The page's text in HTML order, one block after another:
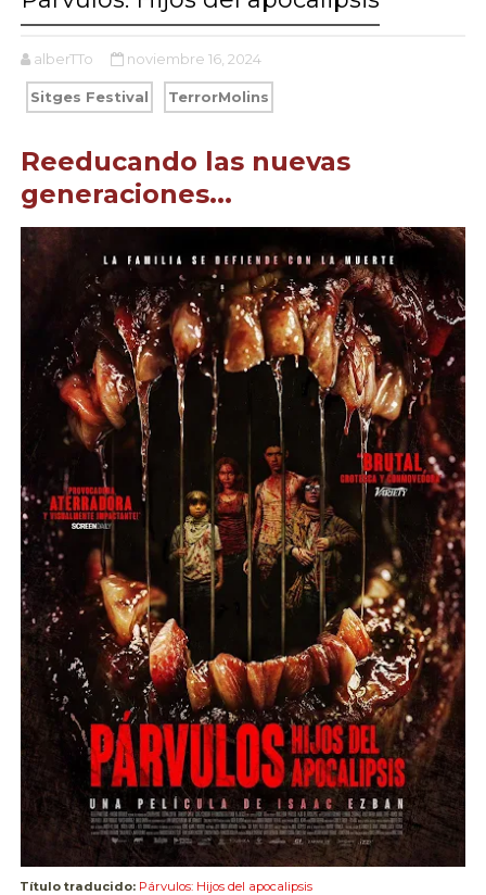
alberTTo noviembre 16, 2024
Sitges Festival TerrorMolins
Reeducando las nuevas
generaciones...
Título traducido: Párvulos: Hijos del apocalipsis